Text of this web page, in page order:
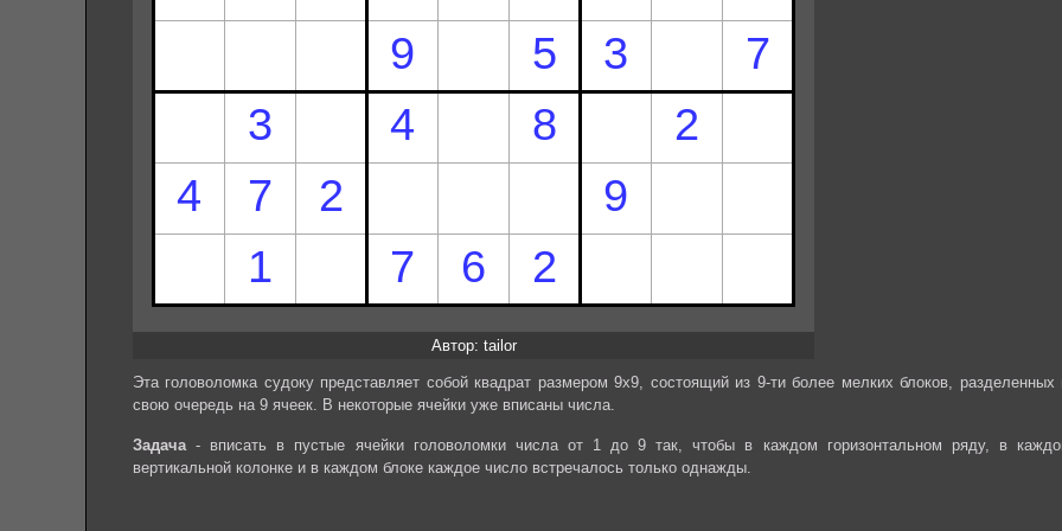
Автор: tailor
Эта головоломка судоку представляет собой квадрат размером 9х9, состоящий из 9-ти более мелких блоков, разделенных
свою очередь на 9 ячеек. В некоторые ячейки уже вписаны числа.
Задача- вписать в пустые ячейки головоломки числа от 1 до 9 так, чтобы в каждом горизонтальном ряду, в
вертикальной колонке и в каждом блоке каждое число встречалось только однажды.